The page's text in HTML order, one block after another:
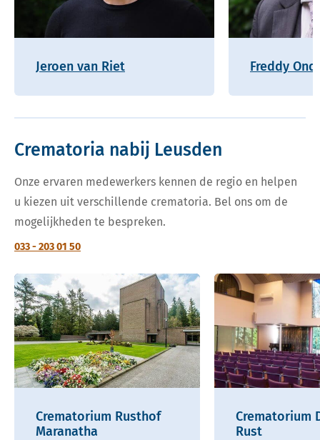
Jeroen van Riet Freddy
Crematoria nabij Leusden
Onze ervaren medewerkers kennen de regio en helpen
u kiezen uit verschillende crematoria. Bel ons om de
mogelijkheden te bespreken.
033 - 203 01 50
Crematorium Rusthof
Maranatha
Crematorium
Rust